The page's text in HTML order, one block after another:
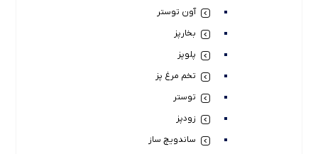
آون توستر
بخارپز
پلوپز
تخم مرغ پز
توستر
زودپز
ساندویچ ساز